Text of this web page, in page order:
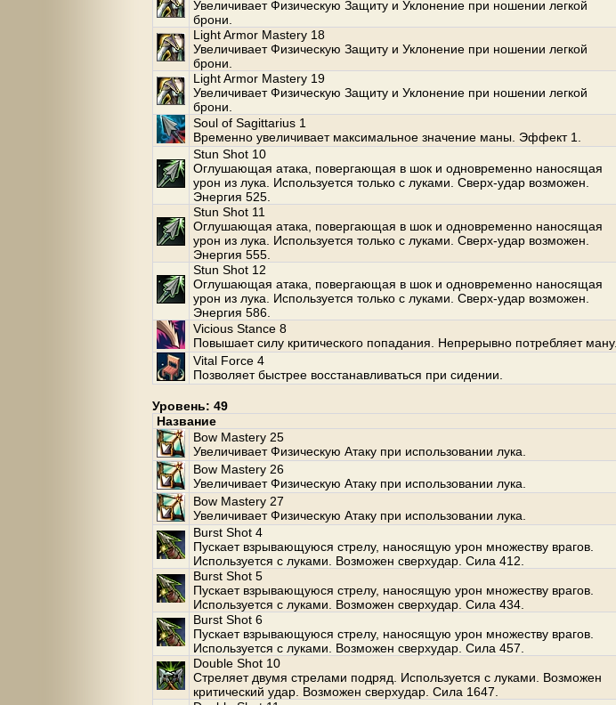
Увеличивает Физическую Защиту и Уклонение при ношении легкой
брони.
Light Armor Mastery 18
Увеличивает Физическую Защиту и Уклонение при ношении легкой
брони.
Light Armor Mastery 19
Увеличивает Физическую Защиту и Уклонение при ношении легкой
брони.
Soul of Sagittarius 1
Временно увеличивает максимальное значение маны. Эффект 1.
Stun Shot 10
Оглушающая атака, повергающая в шок и одновременно наносящая
урон из лука. Используется только с луками. Сверх-удар возможен.
Энергия 525.
Stun Shot 11
Оглушающая атака, повергающая в шок и одновременно наносящая
урон из лука. Используется только с луками. Сверх-удар возможен.
Энергия 555.
Stun Shot 12
Оглушающая атака, повергающая в шок и одновременно наносящая
урон из лука. Используется только с луками. Сверх-удар возможен.
Энергия 586.
Vicious Stance 8
Повышает силу критического попадания. Непрерывно потребляет ману.
Vital Force 4
Позволяет быстрее восстанавливаться при сидении.
Уровень: 49
Название
Bow Mastery 25
Увеличивает Физическую Атаку при использовании лука.
Bow Mastery 26
Увеличивает Физическую Атаку при использовании лука.
Bow Mastery 27
Увеличивает Физическую Атаку при использовании лука.
Burst Shot 4
Пускает взрывающуюся стрелу, наносящую урон множеству врагов.
Используется с луками. Возможен сверхудар. Сила 412.
Burst Shot 5
Пускает взрывающуюся стрелу, наносящую урон множеству врагов.
Используется с луками. Возможен сверхудар. Сила 434.
Burst Shot 6
Пускает взрывающуюся стрелу, наносящую урон множеству врагов.
Используется с луками. Возможен сверхудар. Сила 457.
Double Shot 10
Стреляет двумя стрелами подряд. Используется с луками. Возможен
критический удар. Возможен сверхудар. Сила 1647.